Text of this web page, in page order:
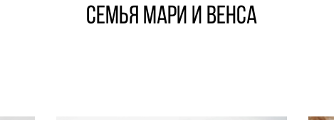
семья Мари и Венса